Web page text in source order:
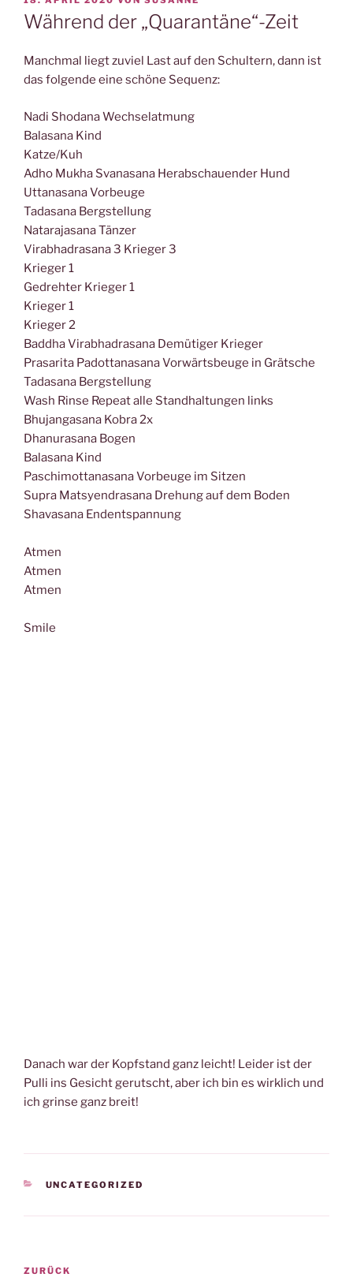
AM
Während der „Quarantäne“-Zeit
Manchmal liegt zuviel Last auf den Schultern, dann ist
das folgende eine schöne Sequenz:
Nadi Shodana Wechselatmung
Balasana Kind
Katze/Kuh
Adho Mukha Svanasana Herabschauender Hund
Uttanasana Vorbeuge
Tadasana Bergstellung
Natarajasana Tänzer
Virabhadrasana 3 Krieger 3
Krieger 1
Gedrehter Krieger 1
Krieger 1
Krieger 2
Baddha Virabhadrasana Demütiger Krieger
Prasarita Padottanasana Vorwärtsbeuge in Grätsche
Tadasana Bergstellung
Wash Rinse Repeat alle Standhaltungen links
Bhujangasana Kobra 2x
Dhanurasana Bogen
Balasana Kind
Paschimottanasana Vorbeuge im Sitzen
Supra Matsyendrasana Drehung auf dem Boden
Shavasana Endentspannung
Atmen
Atmen
Atmen
Smile
Danach war der Kopfstand ganz leicht! Leider ist der
Pulli ins Gesicht gerutscht, aber ich bin es wirklich und
ich grinse ganz breit!
KATEGORIEN
UNCATEGORIZED
Beitragsnavigation
Vorheriger
ZURÜCK